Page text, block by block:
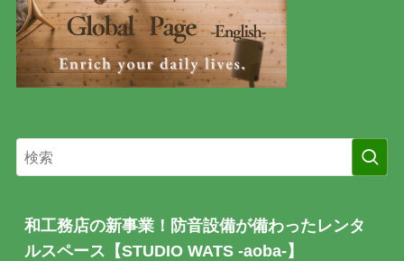
和工務店の新事業！防音設備が備わったレンタ
ルスペース【STUDIO WATS -aoba-】